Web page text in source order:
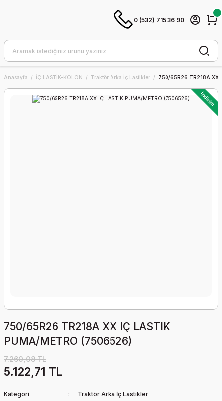
0 (532) 715 36 90
Anasayfa İÇ LASTİK-KOLON Traktör Arka İç Lastikler 750/65R26 TR218A XX
İndirim
750/65R26 TR218A XX IÇ LASTIK
PUMA/METRO (7506526)
7.260,08 TL
5.122,71 TL
Kategori
Traktör Arka İç Lastikler